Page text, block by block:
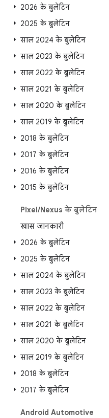
2026 के बुलेटिन
2025 के बुलेटिन
साल 2024 के बुलेटिन
साल 2023 के बुलेटिन
साल 2022 के बुलेटिन
साल 2021 के बुलेटिन
साल 2020 के बुलेटिन
साल 2019 के बुलेटिन
2018 के बुलेटिन
2017 के बुलेटिन
2016 के बुलेटिन
2015 के बुलेटिन
Pixel/Nexus के बुलेटिन
खास जानकारी
2026 के बुलेटिन
2025 के बुलेटिन
साल 2024 के बुलेटिन
साल 2023 के बुलेटिन
साल 2022 के बुलेटिन
साल 2021 के बुलेटिन
साल 2020 के बुलेटिन
साल 2019 के बुलेटिन
2018 के बुलेटिन
2017 के बुलेटिन
Android Automotive